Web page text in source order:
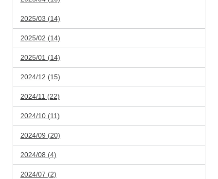
2025/03 (14)
2025/02 (14)
2025/01 (14)
2024/12 (15)
2024/11 (22)
2024/10 (11)
2024/09 (20)
2024/08 (4)
2024/07 (2)